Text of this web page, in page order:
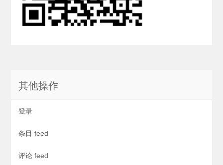
其他操作
登录
条目 feed
评论 feed